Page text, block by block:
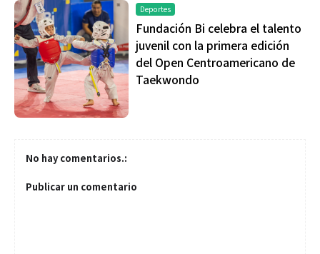
Deportes
Fundación Bi celebra el talento
juvenil con la primera edición
del Open Centroamericano de
Taekwondo
No hay comentarios.:
Publicar un comentario